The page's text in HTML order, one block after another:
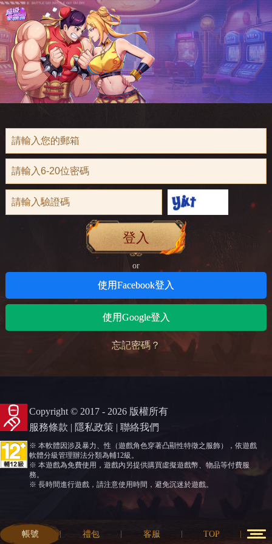
登入
or
使用Facebook登入
使用Google登入
忘記密碼？
Copyright © 2017 - 2026 版權所有
服務條款 | 隱私政策 | 聯絡我們
※ 本軟體因涉及暴力、性（遊戲角色穿著凸顯性特徵之服飾），依遊戲
軟體分級管理辦法分類為輔12級。
※ 本遊戲為免費使用，遊戲內另提供購買虛擬遊戲幣、物品等付費服
務。
※ 長時間進行遊戲，請注意使用時間，避免沉迷於遊戲。
帳號 禮包 客服 TOP 12